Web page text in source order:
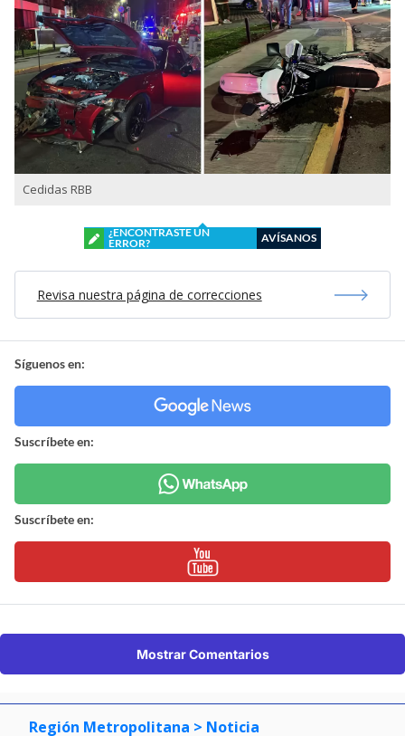
Cedidas RBB
¿ENCONTRASTE UN
ERROR?
AVÍSANOS
Revisa nuestra página de correcciones
Síguenos en:
Suscríbete en:
Suscríbete en:
Mostrar Comentarios
Región Metropolitana > Noticia